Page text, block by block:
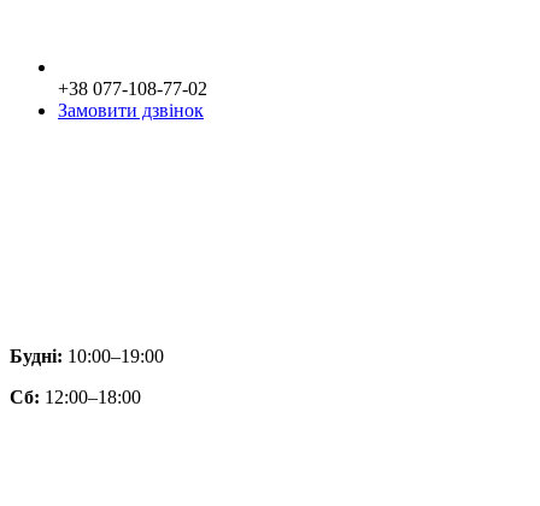
+38 077-108-77-02
Замовити дзвінок
Будні: 10:00–19:00
Сб: 12:00–18:00